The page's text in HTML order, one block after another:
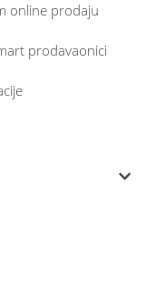
online prodaju
prodavaonici